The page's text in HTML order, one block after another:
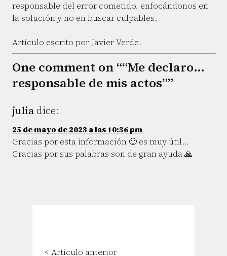
responsable del error cometido, enfocándonos en
la solución y no en buscar culpables.
Artículo escrito por Javier Verde.
One comment on ““Me declaro…
responsable de mis actos””
juliadice:
25 de mayo de 2023 a las 10:36 pm
Gracias por esta información 🙂 es muy útil...
Gracias por sus palabras son de gran ayuda 🙏
< Artículo anterior